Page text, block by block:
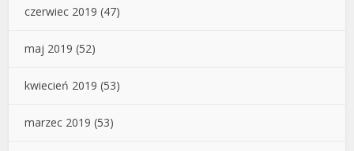
czerwiec 2019 (47)
maj 2019 (52)
kwiecień 2019 (53)
marzec 2019 (53)